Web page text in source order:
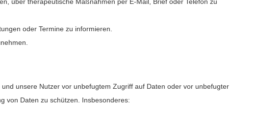
oder Termine zu informieren.
unsere Nutzer vor unbefugtem Zugriff auf Daten oder vor unbefugter
von Daten zu schützen. Insbesonderes: